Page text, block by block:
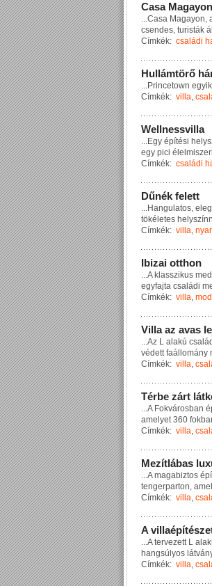
Casa Magayon
...Casa Magayon,
csendes, turisták á
Címkék: családi
Hullámtörő há
...Princetown egyi k
Címkék: villa,
Wellnessvilla
...Egy építési he ys
egy pici é e miszer
Címkék: családi
Dűnék felett
...Hangu atos, e eg
töké etes he yszínn
Címkék: villa,
Ibizai otthon
...A k asszi kus med
egyfajta csa ádi m
Címkék: villa,
Villa az avas le
...Az L a akú csa ád
védett faá omány
Címkék: villa,
Térbe zárt látk
...A Fokvárosban é
ame yet 360 fokba
Címkék: villa,
Mezítlábas lux
...A magabiztos épí
tengerparton, ame
Címkék: villa,
A villaépítésze
...A tervezett L a ak
hangsú yos átván
Címkék: villa,